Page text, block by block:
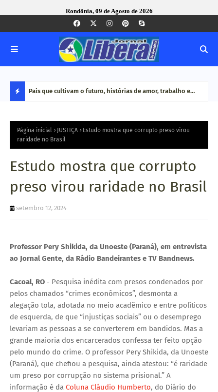
Rondônia, 09 de Agosto de 2026
S
T
A
Q
E
sem Pais que cultivam o futuro, histórias de amor, trabalho e
Página inicial JUSTIÇA
Estudo mostra que corrupto preso virou
raridade no Brasil
Estudo mostra que corrupto
preso virou raridade no Brasil
setembro 12, 2024
Professor Pery Shikida, da Unoeste (Paraná), em entrevista
ao Jornal Gente, da Rádio Bandeirantes e TV Bandnews.
Cacoal, RO - Pesquisa inédita com presos condenados por
pelos chamados “crimes econômicos”, desmonta a
alegação tola, adotada no meio acadêmico e entre políticos
de esquerda, de que “injustiças sociais” ou o desemprego
levariam as pessoas a se converterem em bandidos. Mas a
grande maioria dos encarcerados confessa ter feito opção
pelo mundo do crime. O professor Pery Shikida, da Unoeste
(Paraná), que chefiou a pesquisa, ainda atestou: “é raridade
um preso por corrupção no sistema prisional.” A
informação é da Coluna Cláudio Humberto, do Diário do